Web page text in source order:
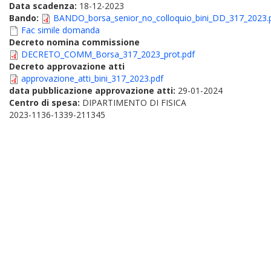
Data scadenza: 18-12-2023
Bando:
Fac simile domanda
Decreto nomina commissione
DECRETO_COMM_Borsa_317_2023_prot.pdf
Decreto approvazione atti
approvazione_atti_bini_317_2023.pdf
data pubblicazione approvazione atti: 29-01-2024
Centro di spesa: DIPARTIMENTO DI FISICA
2023-1136-1339-211345